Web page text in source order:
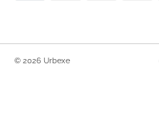
© 2026 Urbexe